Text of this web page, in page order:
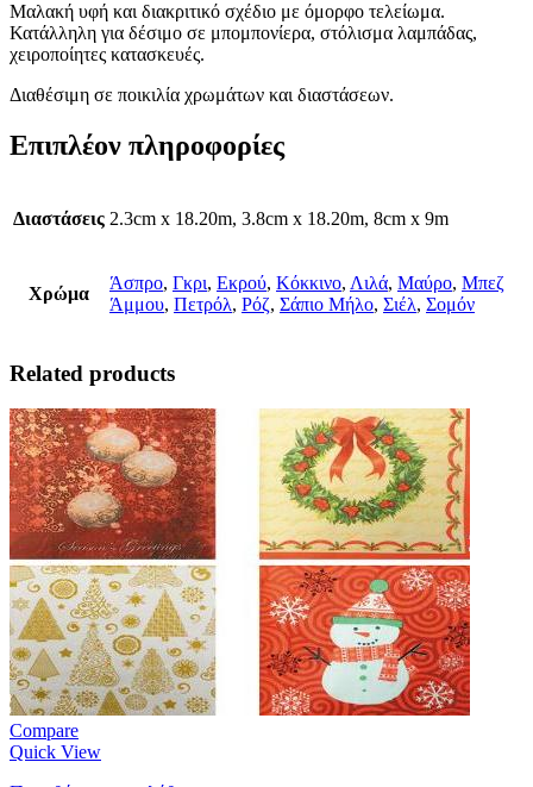
Μαλακή υφή και διακριτικό σχέδιο με όμορφο τελείωμα.
Κατάλληλη για δέσιμο σε μπομπονίερα, στόλισμα λαμπάδας,
χειροποίητες κατασκευές.
Διαθέσιμη σε ποικιλία χρωμάτων και διαστάσεων.
Επιπλέον πληροφορίες
Διαστάσεις 2.3cm x 18.20m, 3.8cm x 18.20m, 8cm x 9m
Χρώμα
Άσπρο, Γκρι, Εκρού, Κόκκινο, Λιλά, Μαύρο, Μπεζ
Άμμου, Πετρόλ, Ρόζ, Σάπιο Μήλο, Σιέλ, Σομόν
Related products
Compare
Quick View